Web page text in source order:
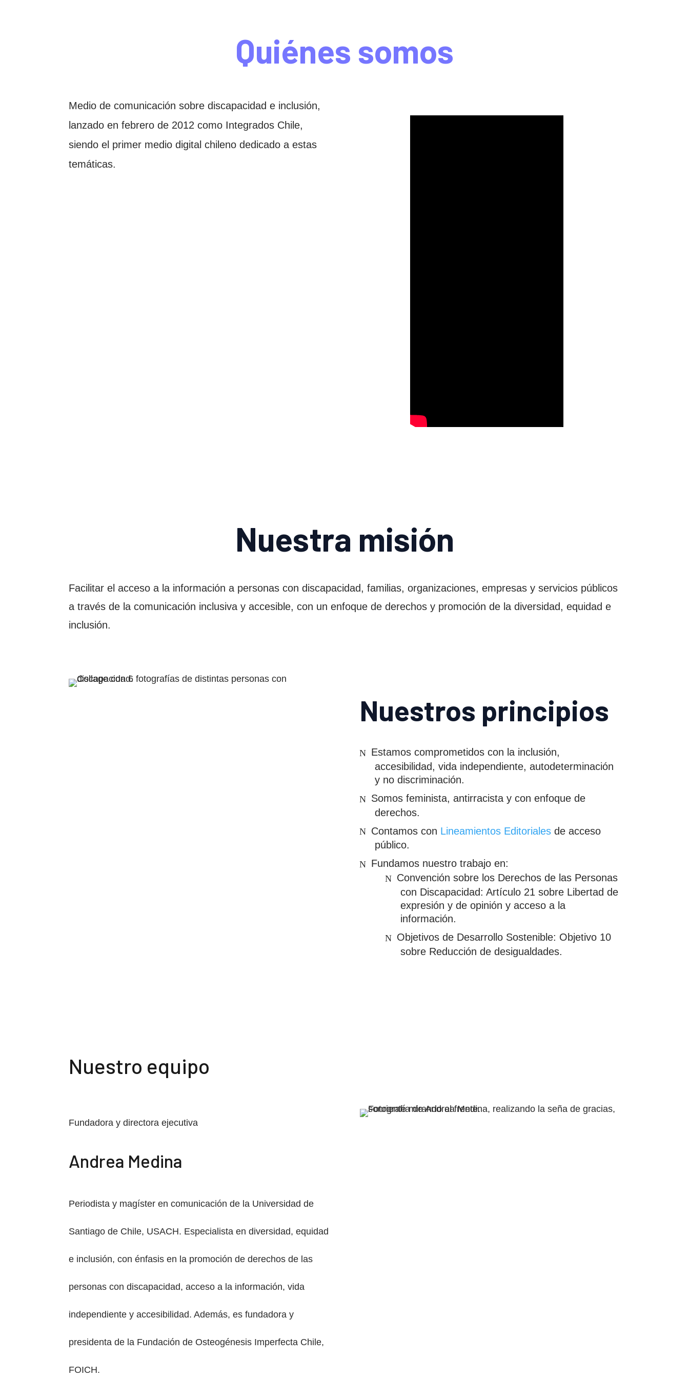
Quiénes somos
Medio de comunicación sobre discapacidad e inclusión,
lanzado en febrero de 2012 como Integrados Chile,
siendo el primer medio digital chileno dedicado a estas
temáticas.
Nuestra misión
Facilitar el acceso a la información a personas con discapacidad, familias, organizaciones, empresas y servicios públicos
a través de la comunicación inclusiva y accesible, con un enfoque de derechos y promoción de la diversidad, equidad e
inclusión.
Nuestros principios
Estamos comprometidos con la inclusión,
accesibilidad, vida independiente, autodeterminación
y no discriminación.
Somos feminista, antirracista y con enfoque de
derechos.
Contamos con Lineamientos Editorialesde acceso
público.
Fundamos nuestro trabajo en:
Convención sobre los Derechos de las Personas
con Discapacidad: Artículo 21 sobre Libertad de
expresión y de opinión y acceso a la
información.
Objetivos de Desarrollo Sostenible: Objetivo 10
sobre Reducción de desigualdades.
Nuestro equipo
Fundadora y directora ejecutiva
Andrea Medina
Periodista y magíster en comunicación de la Universidad de
Santiago de Chile, USACH. Especialista en diversidad, equidad
e inclusión, con énfasis en la promoción de derechos de las
personas con discapacidad, acceso a la información, vida
independiente y accesibilidad. Además, es fundadora y
presidenta de la Fundación de Osteogénesis Imperfecta Chile,
FOICH.